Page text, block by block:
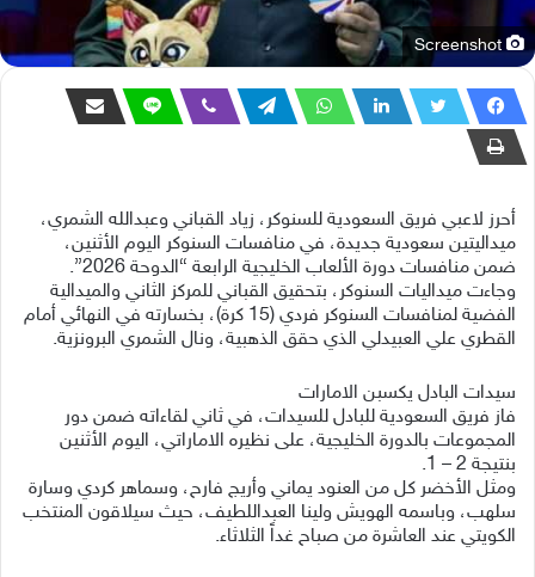
أحرز لاعبي فريق السعودية للسنوكر، زياد القباني وعبدالله الشمري،
ميداليتين سعودية جديدة، في منافسات السنوكر اليوم الأثنين،
ضمن منافسات دورة الألعاب الخليجية الرابعة “الدوحة 2026”.
وجاءت ميداليات السنوكر، بتحقيق القباني للمركز الثاني والميدالية
الفضية لمنافسات السنوكر فردي (15 كرة)، بخسارته في النهائي أمام
القطري علي العبيدلي الذي حقق الذهبية، ونال الشمري البرونزية.
سيدات البادل يكسبن الامارات
فاز فريق السعودية للبادل للسيدات، في ثاني لقاءاته ضمن دور
المجموعات بالدورة الخليجية، على نظيره الاماراتي، اليوم الأثنين
بنتيجة 2 – 1.
ومثل الأخضر كل من العنود يماني وأريج فارح، وسماهر كردي وسارة
سلهب، وباسمه الهويش ولينا العبداللطيف، حيث سيلاقون المنتخب
الكويتي عند العاشرة من صباح غداً الثلاثاء.